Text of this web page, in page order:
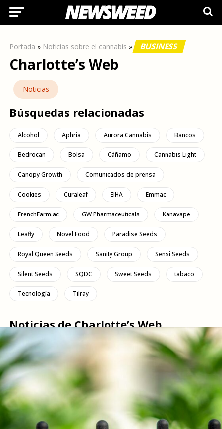
Portada » Noticias sobre el cannabis » BUSINESS
Charlotte’s Web
Noticias
Búsquedas relacionadas
Alcohol Aphria Aurora Cannabis Bancos
Bedrocan Bolsa Cáñamo Cannabis Light
Canopy Growth Comunicados de prensa
Cookies Curaleaf EIHA Emmac
FrenchFarm.ac GW Pharmaceuticals Kanavape
Leafly Novel Food Paradise Seeds
Royal Queen Seeds Sanity Group Sensi Seeds
Silent Seeds SQDC Sweet Seeds tabaco
Tecnología Tilray
Noticias de Charlotte’s Web